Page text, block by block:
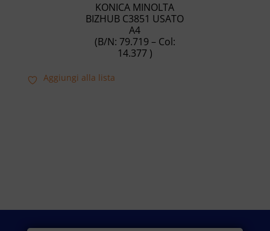
KONICA MINOLTA
BIZHUB C3851 USATO
A4
(B/N: 79.719 – Col:
14.377 )
Aggiungi alla lista